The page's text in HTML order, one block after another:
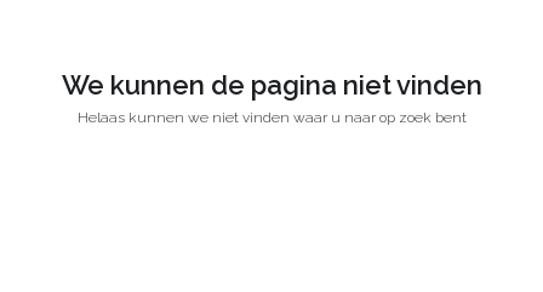
We kunnen de pagina niet vinden
Helaas kunnen we niet vinden waar u naar op zoek bent